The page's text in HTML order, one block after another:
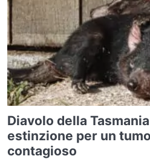
Diavolo della
estinzione per un
contagioso